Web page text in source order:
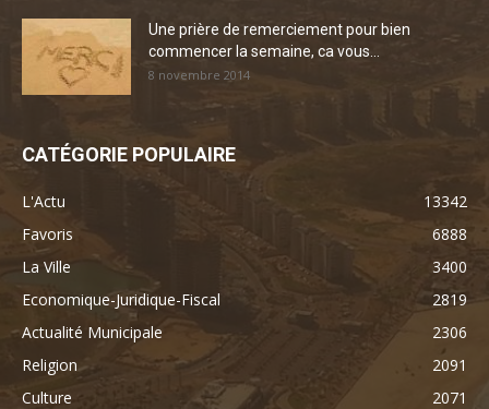
Une prière de remerciement pour bien
commencer la semaine, ca vous...
8 novembre 2014
CATÉGORIE POPULAIRE
L'Actu
13342
Favoris
6888
La Ville
3400
Economique-Juridique-Fiscal
2819
Actualité Municipale
2306
Religion
2091
Culture
2071